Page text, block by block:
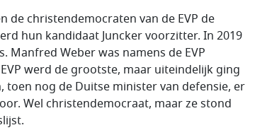
de christendemocraten van de EVP de
hun kandidaat Juncker voorzitter. In 2019
Manfred Weber was namens de EVP
werd de grootste, maar uiteindelijk ging
toen nog de Duitse minister van defensie, er
Wel christendemocraat, maar ze stond